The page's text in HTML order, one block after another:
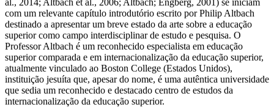
com um relevante capítulo introdutório escrito por Philip Altbach
destinado a apresentar um breve estado da arte sobre a educação
superior como campo interdisciplinar de estudo e pesquisa. O
Professor Altbach é um reconhecido especialista em educação
superior comparada e em internacionalização da educação superior,
atualmente vinculado ao Boston College (Estados Unidos),
instituição jesuíta que, apesar do nome, é uma autêntica universidade
que sedia um reconhecido e destacado centro de estudos da
internacionalização da educação superior.